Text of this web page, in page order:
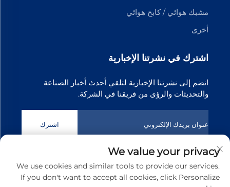
مشبك هوائي / كابح هوائي
أخرى
اشترك في نشرتنا الإخبارية
انضم إلى نشرتنا الإخبارية لتلقي أحدث أخبار الصناعة
والتحديثات والرؤى من فريقنا في الشركة.
اشترك
حقوق الطبع والنشر © 2025 شركة دونغقوان تيانجي لتكنولوجيا نقل
الحركة المحدودة. جميع الحقوق محفوظةسياسة الخصوصية
We value your privacy
We use cookies and similar tools to provide our services.
If you don't want to accept all cookies, click Personalize